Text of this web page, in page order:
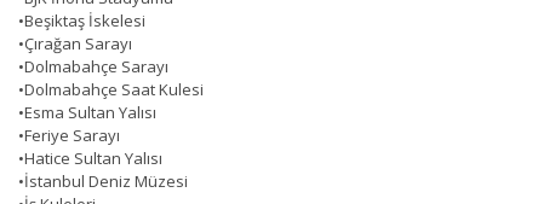
•Beşiktaş İskelesi
•Çırağan Sarayı
•Dolmabahçe Sarayı
•Dolmabahçe Saat Kulesi
•Esma Sultan Yalısı
•Feriye Sarayı
•Hatice Sultan Yalısı
•İstanbul Deniz Müzesi